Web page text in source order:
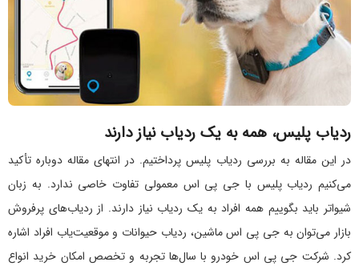
ردیاب پلیس، همه به یک ردیاب نیاز دارند
در این مقاله به بررسی ردیاب پلیس پرداختیم. در انتهای مقاله دوباره تأکید
می‌کنیم ردیاب پلیس با جی پی اس معمولی تفاوت خاصی ندارد. به زبان
شیواتر باید بگوییم همه افراد به یک ردیاب نیاز دارند. از ردیاب‌های پرفروش
بازار می‌توان به جی پی اس ماشین، ردیاب حیوانات و موقعیت‌یاب افراد اشاره
کرد. شرکت جی پی اس خودرو با سال‌ها تجربه و تخصص امکان خرید انواع